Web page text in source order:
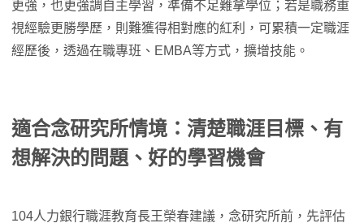
更強，也更強調自主學習，準備不足難拿學位；若是職務重
視經驗更勝學歷，則難獲得相對應的紅利，可累積一定職涯
經歷後，透過在職專班、EMBA等方式，擴增技能。
適合念研究所情境：清楚職涯目標、有
想解決的問題、好的學習機會
104人力銀行職涯教育長王榮春建議，念研究所前，先評估